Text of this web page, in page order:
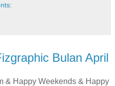
Bulan April
Weekends & Happy